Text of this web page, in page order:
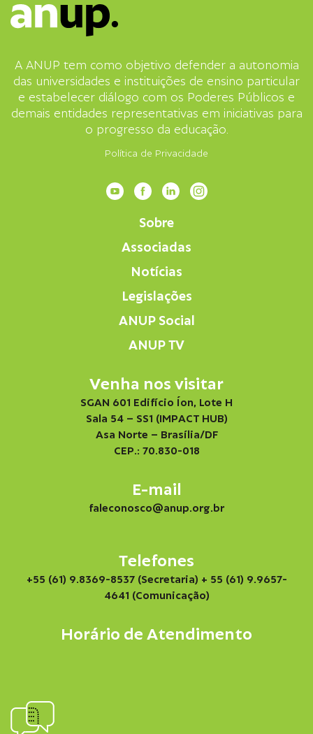
A ANUP tem como objetivo defender a autonomia
das universidades e instituições de ensino particular
e estabelecer diálogo com os Poderes Públicos e
demais entidades representativas em iniciativas para
o progresso da educação.
Política de Privacidade
Sobre
Associadas
Notícias
Legislações
ANUP Social
ANUP TV
Venha nos visitar
SGAN 601 Edifício Íon, Lote H
Sala 54 – SS1 (IMPACT HUB)
Asa Norte – Brasília/DF
CEP.: 70.830-018
E-mail
faleconosco@anup.org.br
Telefones
+55 (61) 9.8369-8537 (Secretaria) + 55 (61) 9.9657-
4641 (Comunicação)
Horário de Atendimento